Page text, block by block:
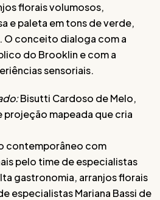
florais volumosos,
e paleta em tons de verde,
O conceito dialoga com a
do Brooklin e com a
sensoriais.
Bisutti Cardoso de Melo,
projeção mapeada que cria
contemporâneo com
pelo time de especialistas
gastronomia, arranjos florais
especialistas Mariana Bassi de